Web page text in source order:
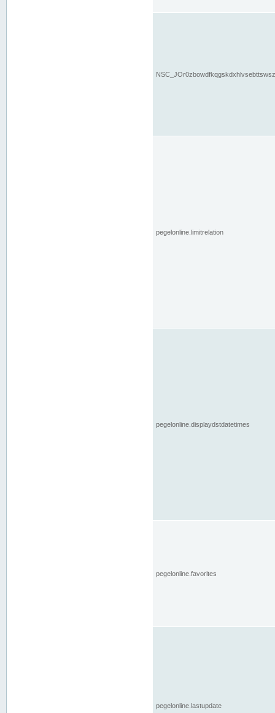
pegelonline.limitrelation
pegelonline.displaydstdatetimes
pegelonline.favorites
pegelonline.lastupdate